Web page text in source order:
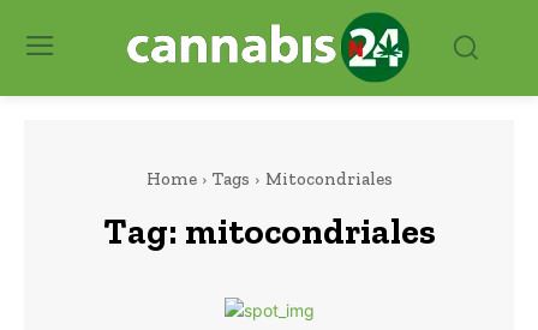
Home Tags Mitocondriales
Tag: mitocondriales